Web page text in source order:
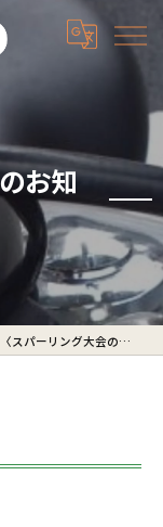
お知
〈スパーリング大会のお知らせ〉